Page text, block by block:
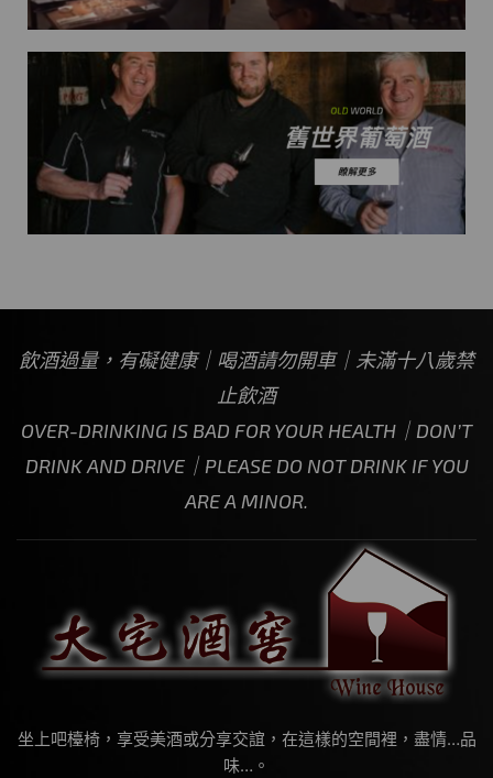
飲酒過量，有礙健康｜喝酒請勿開車｜未滿十八歲禁
止飲酒
OVER-DRINKING IS BAD FOR YOUR HEALTH｜DON’T
DRINK AND DRIVE｜PLEASE DO NOT DRINK IF YOU
ARE A MINOR.
坐上吧檯椅，享受美酒或分享交誼，在這樣的空間裡，盡情…品
味…。